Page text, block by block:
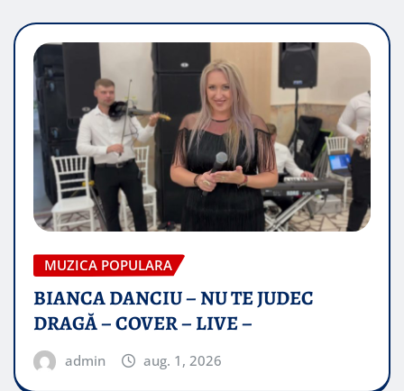
MUZICA POPULARA
BIANCA DANCIU – NU TE JUDEC
DRAGĂ – COVER – LIVE –
admin aug. 1, 2026